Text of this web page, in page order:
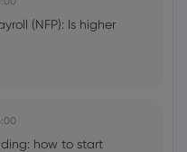
(NFP): Is higher
how to start